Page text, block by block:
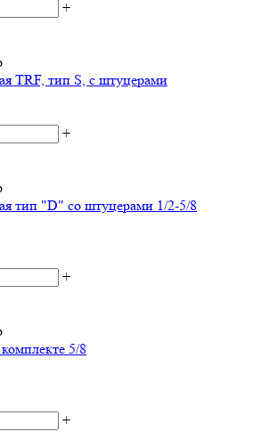
+
ТRF, тип S, с штуцерами
+
тип "D" со штуцерами 1/2-5/8
+
5/8
+